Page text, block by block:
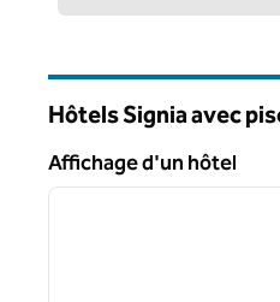
Hôtels Signia avec
Affichage d'un hôtel
Affichage d'un hôtel
1 sur 12